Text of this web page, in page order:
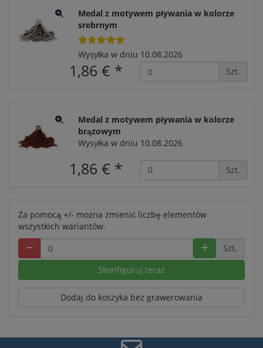
Medal z motywem pływania w kolorze
srebrnym
Wysyłka w dniu 10.08.2026
1,86 € * Szt.
Medal z motywem pływania w kolorze
brązowym
Wysyłka w dniu 10.08.2026
1,86 € * Szt.
Za pomocą +/- można zmienić liczbę elementów
wszystkich wariantów.
Szt.
Skonfiguruj teraz
Dodaj do koszyka bez grawerowania